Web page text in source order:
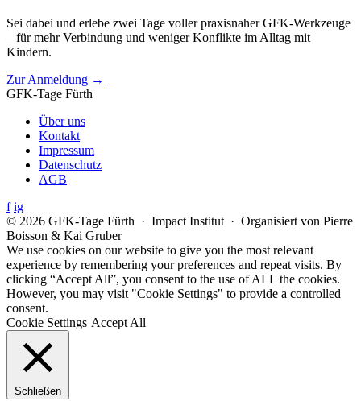
Sei dabei und erlebe zwei Tage voller praxisnaher GFK-Werkzeuge
– für mehr Verbindung und weniger Konflikte im Alltag mit
Kindern.
Zur Anmeldung →
GFK-Tage Fürth
Über uns
Kontakt
Impressum
Datenschutz
AGB
f ig
© 2026 GFK-Tage Fürth · Impact Institut · Organisiert von Pierre
Boisson & Kai Gruber
We use cookies on our website to give you the most relevant
experience by remembering your preferences and repeat visits. By
clicking “Accept All”, you consent to the use of ALL the cookies.
However, you may visit "Cookie Settings" to provide a controlled
consent.
Cookie Settings Accept All
Schließen